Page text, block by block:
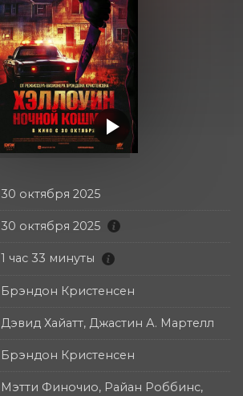
30 октября 2025
30 октября 2025
1 час 33 минуты
Брэндон Кристенсен
Дэвид Хайатт, Джастин А. Мартелл
Брэндон Кристенсен
Мэтти Финочио, Райан Роббинс,